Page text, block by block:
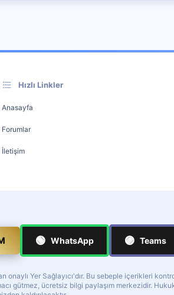
Hızlı Linkler
Anasayfa
Forumlar
İletişim
🟢 WhatsApp 🟣 Teams
onaylı Yer Sağlayıcı'dır. Bu sebeple içerikleri
gütmez, ücretsiz bilgi paylaşım merkezidir.